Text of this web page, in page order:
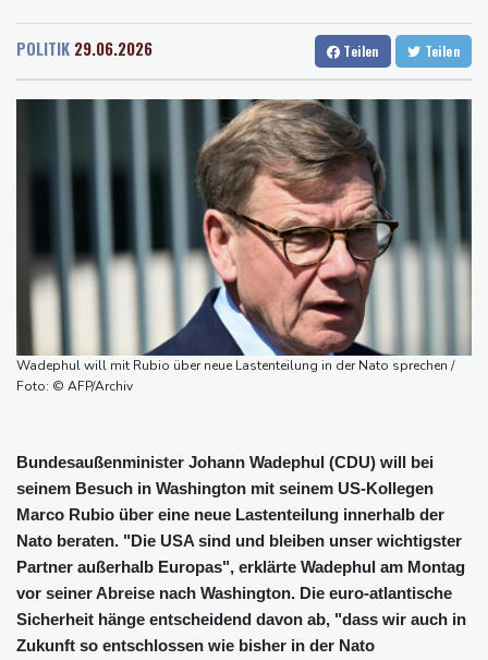
Dresden
Wien
22 °C
Baden-Baden
14 °C
Regierung und Opposition in Venezuela beginnen offiziellen
USA wollen bei Visa-Anträgen offenbar Online-Aktivitäten noch
Röwekamp: Innenministerium muss zentral für Drohnenabwehr
Trump unternimmt neuen Vorstoß im Streit um US-
Staatsbürgerschaft
Erdogan reist zu Dreier-Gipfel mit Pakistan nach Saudi-Arabien
58 Soldaten im Jemen bei Huthi-Angriffen getötet - Regierung
kündigt Vergeltung an
UEFA hält an FIFA-Boykott fest - CAF hält zu Infantino
POLITIK 29.06.2026 Teilen Teilen
Wadephul will mit Rubio über neue Lastenteilung in der Nato sprechen /
Foto: © AFP/Archiv
Bundesaußenminister Johann Wadephul (CDU) will bei
seinem Besuch in Washington mit seinem US-Kollegen
Marco Rubio über eine neue Lastenteilung innerhalb der
Nato beraten. "Die USA sind und bleiben unser wichtigster
Partner außerhalb Europas", erklärte Wadephul am Montag
vor seiner Abreise nach Washington. Die euro-atlantische
Sicherheit hänge entscheidend davon ab, "dass wir auch in
Zukunft so entschlossen wie bisher in der Nato